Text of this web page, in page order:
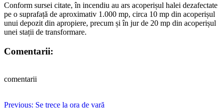
Conform sursei citate, în incendiu au ars acoperișul halei dezafectate
pe o suprafață de aproximativ 1.000 mp, circa 10 mp din acoperișul
unui depozit din apropiere, precum și în jur de 20 mp din acoperișul
unei stații de transformare.
Comentarii:
comentarii
Previous: Se trece la ora de vară